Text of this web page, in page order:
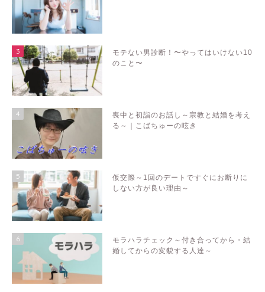
3
モテない男診断！〜やってはいけない10
のこと〜
4
喪中と初詣のお話し～宗教と結婚を考え
る～｜こばちゅーの呟き
5
仮交際～1回のデートですぐにお断りに
しない方が良い理由～
6
モラハラチェック～付き合ってから・結
婚してからの変貌する人達～